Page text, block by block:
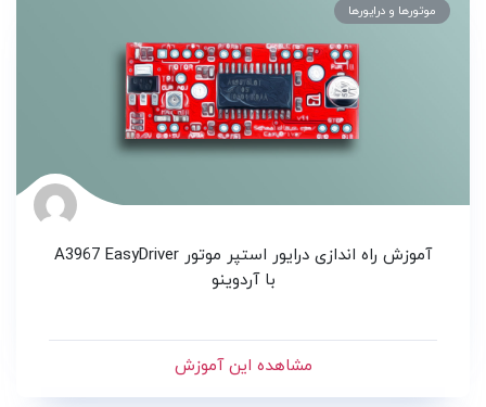
موتورها و درایورها
آموزش راه اندازی درایور استپر موتور A3967 EasyDriver
با آردوینو
مشاهده این آموزش